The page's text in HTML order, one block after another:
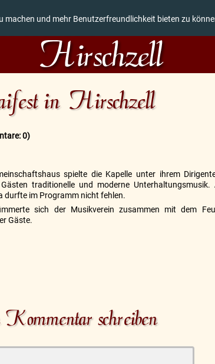
in Hirschzell
0)
spielte die Kapelle unter ihrem
traditionelle und moderne Unterhaltungsmusik.
durfte im Programm nicht fehlen.
sich der Musikverein zusammen mit dem
Gäste.
schreiben
machen und mehr Benutzerfreundlichkeit bieten zu